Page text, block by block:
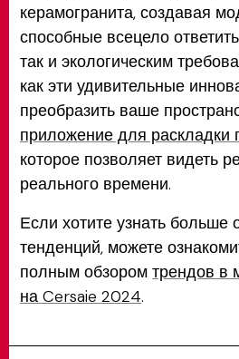
керамогранита, создавая
способные всецело
так и экологическим
как эти удивительные
преобразить ваше
приложение для раскладки
которое позволяет видеть
реального времени.
Если хотите узнать больше
тенденций, можете
полным обзором трендов в
на Cersaie 2024.